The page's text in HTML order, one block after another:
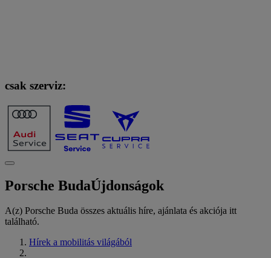
csak szerviz:
Porsche BudaÚjdonságok
A(z) Porsche Buda összes aktuális híre, ajánlata és akciója itt
található.
Hírek a mobilitás világából